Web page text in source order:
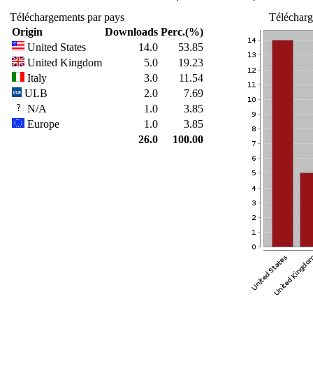
Téléchargements par pays
Origin
Downloads Perc.(%)
United States
14.0
53.85
United Kingdom
5.0
19.23
Italy
3.0
11.54
ULB
2.0
7.69
N/A
1.0
3.85
Europe
1.0
3.85
26.0
100.00